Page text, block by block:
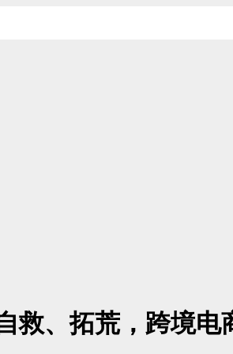
救、拓荒，跨境电